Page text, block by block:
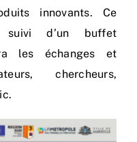
innovants. Ce
suivi d’un buffet
les échanges et
chercheurs,